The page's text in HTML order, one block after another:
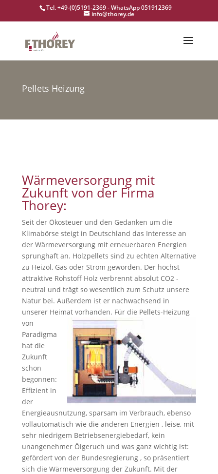
Tel. +49-(0)5191-2369 - WhatsApp 051912369
info@thorey.de
Pellets Heizung
Wärmeversorgung mit
Zukunft von der Firma
Thorey:
Seit der Ökosteuer und den Gedanken um die
Klimabörse steigt in Deutschland das Interesse an
der Wärmeversorgung mit erneuerbaren Energien
sprunghaft an. Holzpellets sind zu echten Alternative
zu Heizöl, Gas oder Strom geworden. Der höchst
attraktive Rohstoff Holz verbrennt absolut CO2 -
neutral und trägt so wesentlich zum Schutz unsere
Natur bei. Außerdem ist er nachwachsend in
unserer Heimat vorhanden. Für die Pellets-Heizung
von
Paradigma
hat die
Zukunft
schon
begonnen:
Effizient in
der
Energieausnutzung, sparsam im Verbrauch, ebenso
vollautomatisch wie die anderen Energien , leise, mit
sehr niedrigem Betriebsenergiebedarf, kein
unangenehmer Ölgeruch und was ganz wichtig ist:
gefördert von der Bundesregierung , so präsentiert
sich die Wärmeversorgung der Zukunft. Mit der